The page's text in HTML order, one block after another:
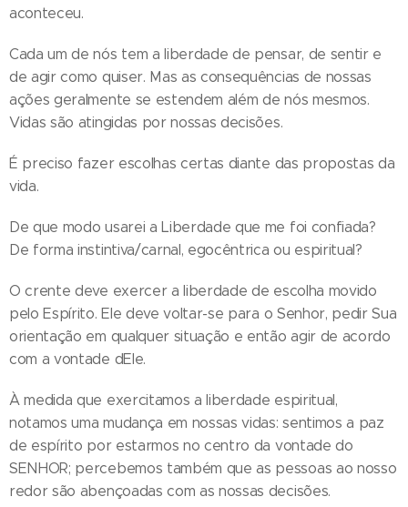
aconteceu.
Cada um de nós tem a liberdade de pensar, de sentir e
de agir como quiser. Mas as consequências de nossas
ações geralmente se estendem além de nós mesmos.
Vidas são atingidas por nossas decisões.
É preciso fazer escolhas certas diante das propostas da
vida.
De que modo usarei a Liberdade que me foi confiada?
De forma instintiva/carnal, egocêntrica ou espiritual?
O crente deve exercer a liberdade de escolha movido
pelo Espírito. Ele deve voltar-se para o Senhor, pedir Sua
orientação em qualquer situação e então agir de acordo
com a vontade dEle.
À medida que exercitamos a liberdade espiritual,
notamos uma mudança em nossas vidas: sentimos a paz
de espírito por estarmos no centro da vontade do
SENHOR; percebemos também que as pessoas ao nosso
redor são abençoadas com as nossas decisões.